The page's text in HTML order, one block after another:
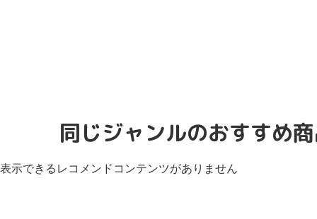
同じジャンルのおすすめ
表示できるレコメンドコンテンツがありません